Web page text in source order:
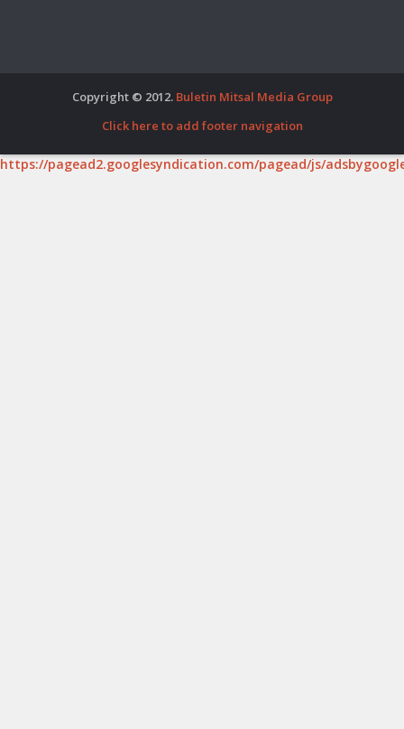
Copyright © 2012. Buletin Mitsal Media Group
Click here to add footer navigation
https://pagead2.googlesyndication.com/pagead/js/